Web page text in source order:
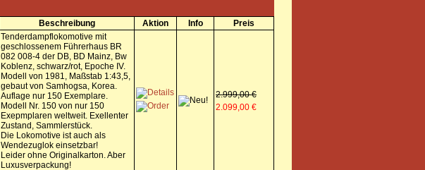
Beschreibung Aktion Info Preis
Tenderdampflokomotive mit
geschlossenem Führerhaus BR
082 008-4 der DB, BD Mainz, Bw
Koblenz, schwarz/rot, Epoche IV.
Modell von 1981, Maßstab 1:43,5,
gebaut von Samhogsa, Korea.
Auflage nur 150 Exemplare.
Modell Nr. 150 von nur 150
Exepmplaren weltweit. Exellenter
Zustand, Sammlerstück.
Die Lokomotive ist auch als
Wendezuglok einsetzbar!
Leider ohne Originalkarton. Aber
Luxusverpackung!
2.999,00 €
2.099,00 €